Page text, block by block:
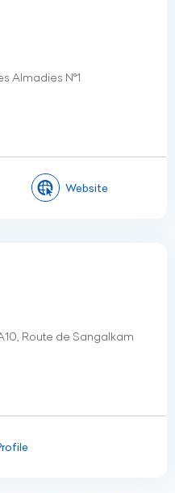
Almadies N°1
Website
Route de Sangalkam